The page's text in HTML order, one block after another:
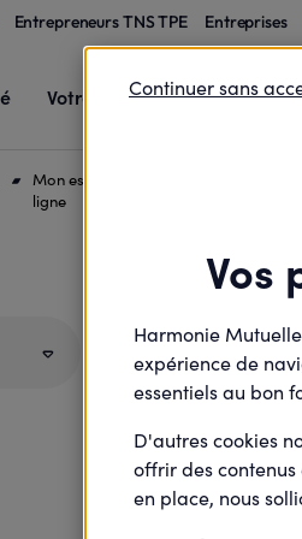
Entrepreneurs TNS TPE Entreprises
Votre famille Votre
Mon espace client et services en
ligne
entraîne un
Champ de
Mon
Vos
Harmonie
expérience de
essentiels au bon
D'autres cookies
offrir des
en place, nous
Continuer sans